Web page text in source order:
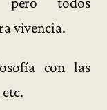
vivencia.
con las